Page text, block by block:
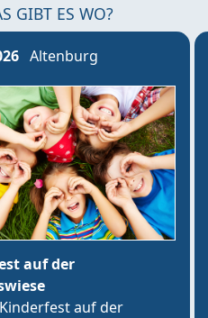
GIBT ES WO?
Altenburg
auf der
auf der